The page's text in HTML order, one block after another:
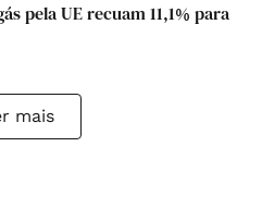
pela UE recuam 11,1% para
mais